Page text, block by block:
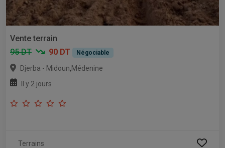
Vente terrain
95 DT
90 DT Négociable
Djerba - Midoun,Médenine
Il y 2 jours
Terrains